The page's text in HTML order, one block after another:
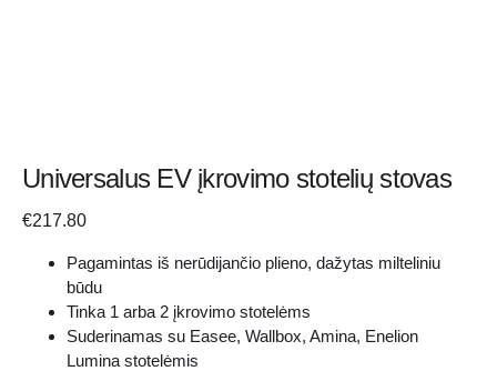
Universalus EV įkrovimo stotelių stovas
€217.80
Pagamintas iš nerūdijančio plieno, dažytas milteliniu
būdu
Tinka 1 arba 2 įkrovimo stotelėms
Suderinamas su Easee, Wallbox, Amina, Enelion
Lumina stotelėmis